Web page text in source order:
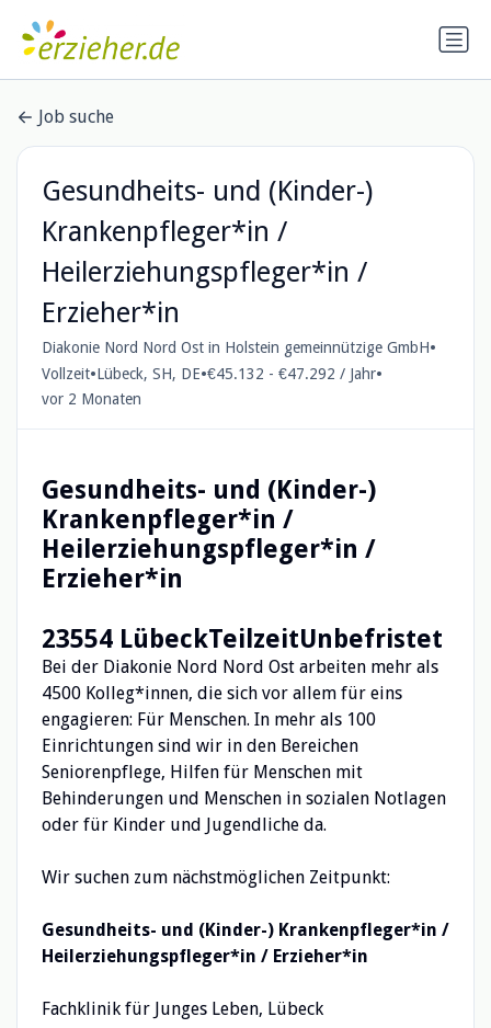
Job suche
Gesundheits- und (Kinder-)
Krankenpfleger*in /
Heilerziehungspfleger*in /
Erzieher*in
Diakonie Nord Nord Ost in Holstein gemeinnützige GmbH•
Vollzeit•Lübeck, SH, DE•€45.132 - €47.292 / Jahr•
vor 2 Monaten
Gesundheits- und (Kinder-)
Krankenpfleger*in /
Heilerziehungspfleger*in /
Erzieher*in
23554 LübeckTeilzeitUnbefristet
Bei der Diakonie Nord Nord Ost arbeiten mehr als
4500 Kolleg*innen, die sich vor allem für eins
engagieren: Für Menschen. In mehr als 100
Einrichtungen sind wir in den Bereichen
Seniorenpflege, Hilfen für Menschen mit
Behinderungen und Menschen in sozialen Notlagen
oder für Kinder und Jugendliche da.
Wir suchen zum nächstmöglichen Zeitpunkt:
Gesundheits- und (Kinder-) Krankenpfleger*in /
Heilerziehungspfleger*in / Erzieher*in
Fachklinik für Junges Leben, Lübeck